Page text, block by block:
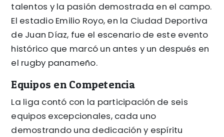
talentos y la pasión demostrada en el campo.
El estadio Emilio Royo, en la Ciudad Deportiva
de Juan Díaz, fue el escenario de este evento
histórico que marcó un antes y un después en
el rugby panameño.
Equipos en Competencia
La liga contó con la participación de seis
equipos excepcionales, cada uno
demostrando una dedicación y espíritu